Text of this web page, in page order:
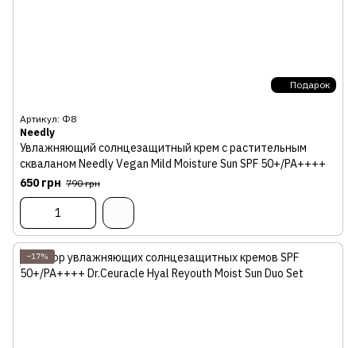
Подарок
Артикул: Ф8
Needly
Увлажняющий солнцезащитный крем с растительным
скваланом Needly Vegan Mild Moisture Sun SPF 50+/PA++++
650 грн 790 грн
−17%